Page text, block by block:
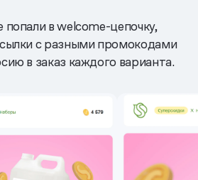
в welcome-цепочку,
с разными промокодами
в заказ каждого варианта.